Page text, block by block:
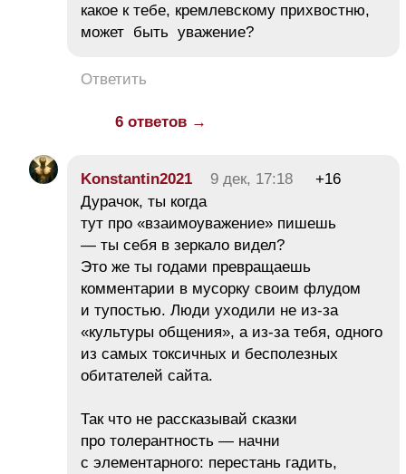
какое к тебе, кремлевскому прихвостню,
может быть уважение?
Ответить
6 ответов →
Konstantin2021 9 дек, 17:18
+16
Дурачок, ты когда
тут про «взаимоуважение» пишешь
— ты себя в зеркало видел?
Это же ты годами превращаешь
комментарии в мусорку своим флудом
и тупостью. Люди уходили не из-за
«культуры общения», а из-за тебя, одного
из самых токсичных и бесполезных
обитателей сайта.
Так что не рассказывай сказки
про толерантность — начни
с элементарного: перестань гадить,